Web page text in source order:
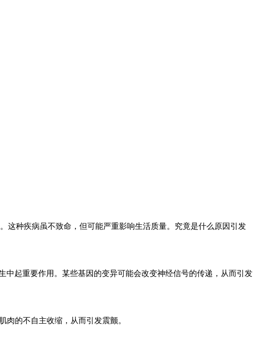
种疾病虽不致命，但可能严重影响生活质量。究竟是什么原因引发
起重要作用。某些基因的变异可能会改变神经信号的传递，从而引发
的不自主收缩，从而引发震颤。